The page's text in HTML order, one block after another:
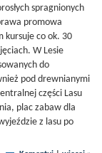
spragnionych
promowa
kursuje co ok. 30
W Lesie
do
pod drewnianymi
części Lasu
plac zabaw dla
z lasu po